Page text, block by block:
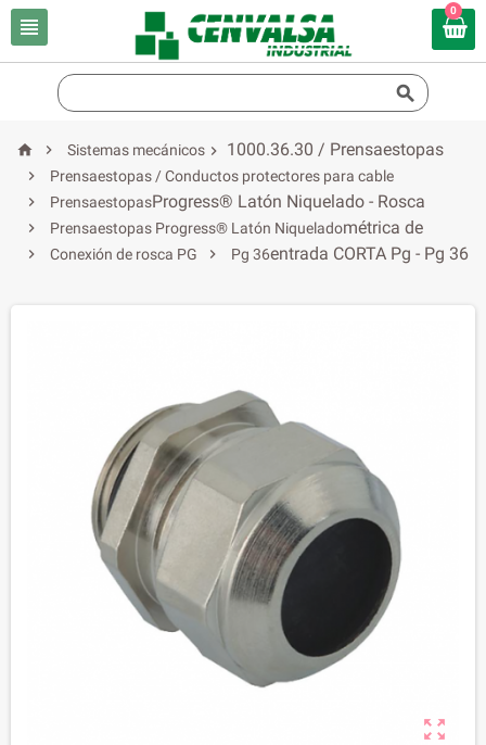

0

 
Sistemas mecánicos

Prensaestopas / Conductos protectores para cable

Prensaestopas

Prensaestopas Progress® Latón Niquelado

Conexión de rosca PG  Pg 36
 1000.36.30 / Prensaestopas
Progress® Latón Niquelado - Rosca
métrica de
entrada CORTA Pg - Pg 36
